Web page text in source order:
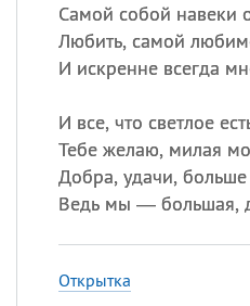
Самой собой навеки
Любить, самой
И искренне всегда
И все, что светлое
Тебе желаю, милая
Добра, удачи,
Ведь мы — большая,
Открытка